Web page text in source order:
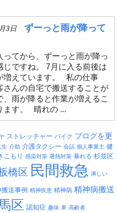
3日
ずーっと雨が降って
ってから、ずーっと雨が降っ
じですね。 7月に入る前後は
増えています。 私の仕事
さんの自宅で搬送することが
、雨が降ると作業が増えるこ
ます。 晴れの ...
ストレッチャー バイク ブログを更
生 介助 介護タクシー 会話 個人事業主 健
こもり 感染対策 暑熱対策 暴れる 杉並区
橋区 民間救急 淋しい
送事例 精神疾患 精神病 精神病搬送
区 認知症 趣味 車 高齢者